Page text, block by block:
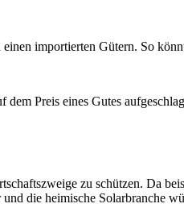
importierten Gütern. So
Preis eines Gutes
zu schützen. Da
die heimische Solarbranche